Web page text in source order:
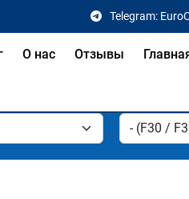
Telegram:
О нас Отзывы